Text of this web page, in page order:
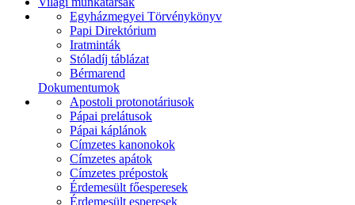
Egyházmegyei Törvénykönyv
Papi Direktórium
Iratminták
Stóladíj táblázat
Bérmarend
Dokumentumok
Apostoli protonotáriusok
Pápai prelátusok
Pápai káplánok
Címzetes kanonokok
Címzetes apátok
Címzetes prépostok
Érdemesült főesperesek
Érdemesült esperesek